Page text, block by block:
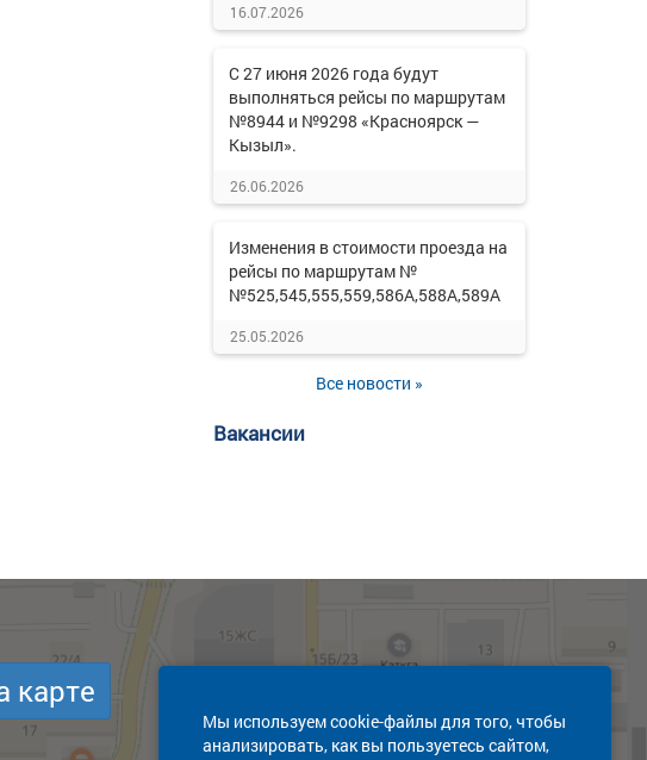
16.07.2026
С 27 июня 2026 года будут
выполняться рейсы по маршрутам
№8944 и №9298 «Красноярск —
Кызыл».
26.06.2026
Изменения в стоимости проезда на
рейсы по маршрутам №
№525,545,555,559,586А,588А,589А
25.05.2026
Все новости »
Вакансии
Мы используем cookie-файлы для того, чтобы
анализировать, как вы пользуетесь сайтом,
карте